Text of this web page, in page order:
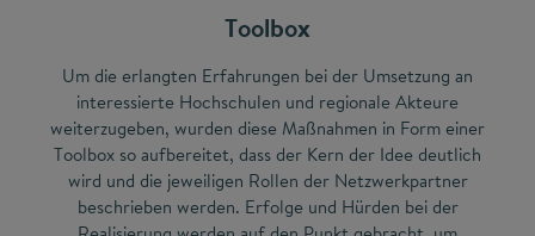
Toolbox
Um die erlangten Erfahrungen bei der Umsetzung an
interessierte Hochschulen und regionale Akteure
weiterzugeben, wurden diese Maßnahmen in Form einer
Toolbox so aufbereitet, dass der Kern der Idee deutlich
wird und die jeweiligen Rollen der Netzwerkpartner
beschrieben werden. Erfolge und Hürden bei der